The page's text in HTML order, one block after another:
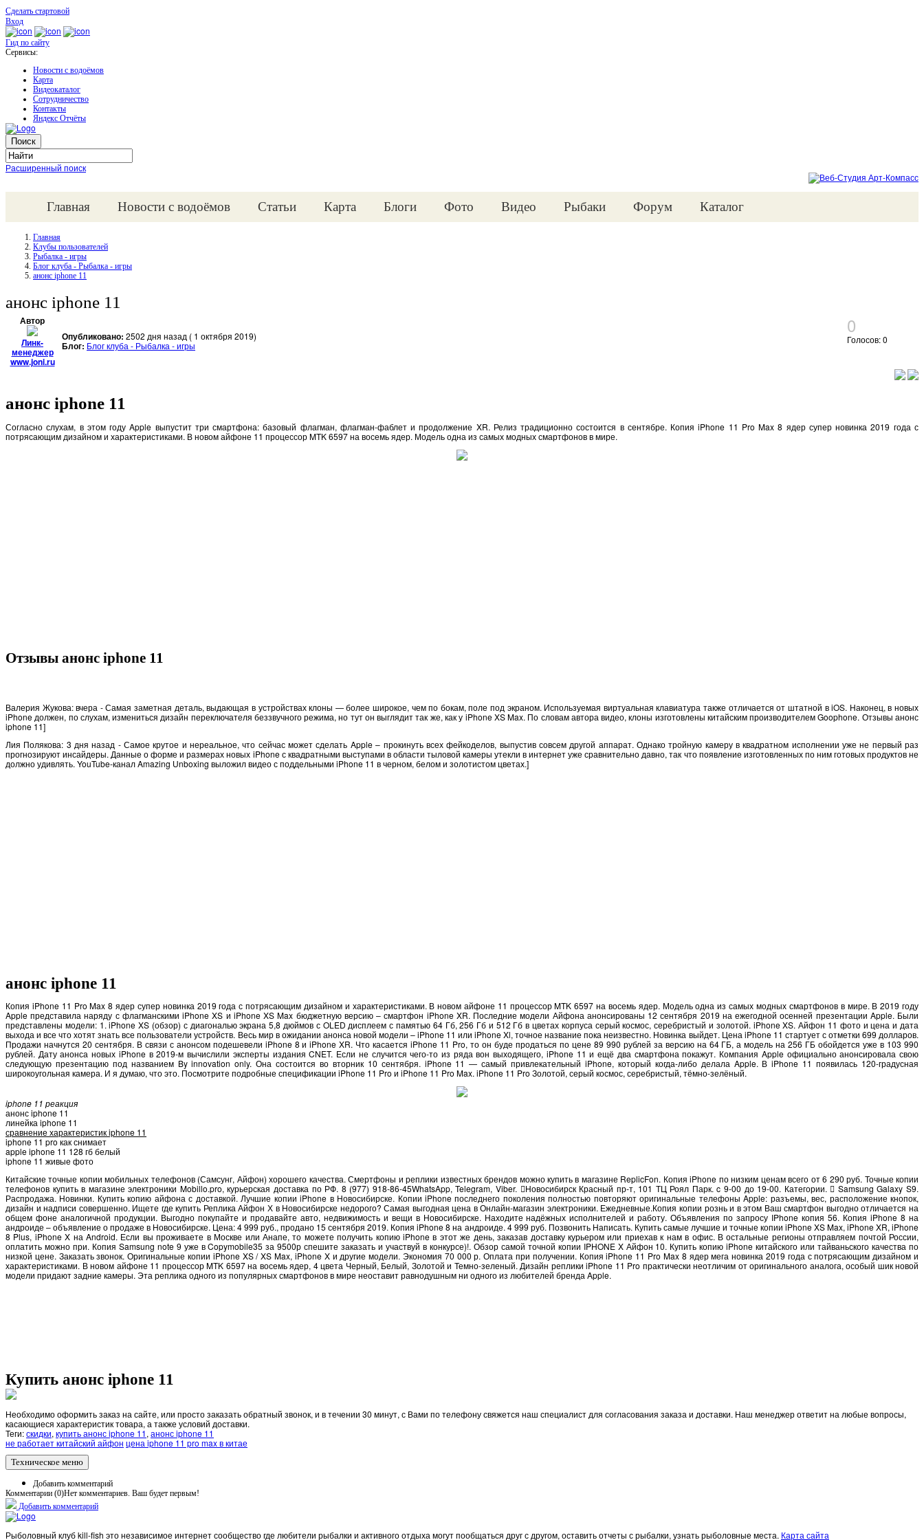
Сделать стартовой
Вход
Гид по сайту
Сервисы:
Новости с водоёмов
Карта
Видеокаталог
Сотрудничество
Контакты
Яндекс Отчёты
Расширенный поиск
Главная Новости с водоёмов Статьи Карта Блоги Фото Видео Рыбаки Форум Каталог
Главная
Клубы пользователей
Рыбалка - игры
Блог клуба - Рыбалка - игры
анонс iphone 11
анонс iphone 11
Автор
Линк-
менеджер
www.joni.ru
Опубликовано: 2502 дня назад ( 1 октября 2019)
Блог: Блог клуба - Рыбалка - игры
0
Голосов: 0
анонс iphone 11
Согласно слухам, в этом году Apple выпустит три смартфона: базовый флагман, флагман-фаблет и продолжение XR. Релиз традиционно состоится в сентябре. Копия iPhone 11 Pro Max 8 ядер супер новинка 2019 года с
потрясающим дизайном и характеристиками. В новом айфоне 11 процессор MTK 6597 на восемь ядер. Модель одна из самых модных смартфонов в мире.
Отзывы анонс iphone 11
Валерия Жукова: вчера - Самая заметная деталь, выдающая в устройствах клоны — более широкое, чем по бокам, поле под экраном. Используемая виртуальная клавиатура также отличается от штатной в iOS. Наконец, в новых
iPhone должен, по слухам, измениться дизайн переключателя беззвучного режима, но тут он выглядит так же, как у iPhone XS Max. По словам автора видео, клоны изготовлены китайским производителем Goophone. Отзывы анонс
iphone 11]
Лия Полякова: 3 дня назад - Самое крутое и нереальное, что сейчас может сделать Apple – прокинуть всех фейкоделов, выпустив совсем другой аппарат. Однако тройную камеру в квадратном исполнении уже не первый раз
прогнозируют инсайдеры. Данные о форме и размерах новых iPhone с квадратными выступами в области тыловой камеры утекли в интернет уже сравнительно давно, так что появление изготовленных по ним готовых продуктов не
должно удивлять. YouTube-канал Amazing Unboxing выложил видео с поддельными iPhone 11 в черном, белом и золотистом цветах.]
анонс iphone 11
Копия iPhone 11 Pro Max 8 ядер супер новинка 2019 года с потрясающим дизайном и характеристиками. В новом айфоне 11 процессор MTK 6597 на восемь ядер. Модель одна из самых модных смартфонов в мире. В 2019 году
Apple представила наряду с флагманскими iPhone XS и iPhone XS Max бюджетную версию – смартфон iPhone XR. Последние модели Айфона анонсированы 12 сентября 2019 на ежегодной осенней презентации Apple. Были
представлены модели: 1. iPhone XS (обзор) с диагональю экрана 5,8 дюймов с OLED дисплеем с памятью 64 Гб, 256 Гб и 512 Гб в цветах корпуса серый космос, серебристый и золотой. iPhone XS. Айфон 11 фото и цена и дата
выхода и все что хотят знать все пользователи устройств. Весь мир в ожидании анонса новой модели – iPhone 11 или iPhone Xl, точное название пока неизвестно. Новинка выйдет. Цена iPhone 11 стартует с отметки 699 долларов.
Продажи начнутся 20 сентября. В связи с анонсом подешевели iPhone 8 и iPhone XR. Что касается iPhone 11 Pro, то он буде продаться по цене 89 990 рублей за версию на 64 ГБ, а модель на 256 ГБ обойдется уже в 103 990
рублей. Дату анонса новых iPhone в 2019-м вычислили эксперты издания CNET. Если не случится чего-то из ряда вон выходящего, iPhone 11 и ещё два смартфона покажут. Компания Apple официально анонсировала свою
следующую презентацию под названием By innovation only. Она состоится во вторник 10 сентября. iPhone 11 — самый привлекательный iPhone, который когда-либо делала Apple. В iPhone 11 появилась 120-градусная
широкоугольная камера. И я думаю, что это. Посмотрите подробные спецификации iPhone 11 Pro и iPhone 11 Pro Max. iPhone 11 Pro Золотой, серый космос, серебристый, тёмно-зелёный.
iphone 11 реакция
анонс iphone 11
линейка iphone 11
сравнение характеристик iphone 11
iphone 11 pro как снимает
apple iphone 11 128 гб белый
iphone 11 живые фото
Китайские точные копии мобильных телефонов (Самсунг, Айфон) хорошего качества. Смертфоны и реплики известных брендов можно купить в магазине ReplicFon. Копия iPhone по низким ценам всего от 6 290 руб. Точные копии
телефонов купить в магазине электроники Mobillo.pro, курьерская доставка по РФ. 8 (977) 918-86-45WhatsApp, Telegram, Viber. Новосибирск Красный пр-т, 101 ТЦ Роял Парк. c 9-00 до 19-00. Категории.  Samsung Galaxy S9.
Распродажа. Новинки. Купить копию айфона с доставкой. Лучшие копии iPhone в Новосибирске. Копии iPhone последнего поколения полностью повторяют оригинальные телефоны Apple: разъемы, вес, расположение кнопок,
дизайн и надписи совершенно. Ищете где купить Реплика Айфон Х в Новосибирске недорого? Самая выгодная цена в Онлайн-магазин электроники. Ежедневные.Копия копии рознь и в этом Ваш смартфон выгодно отличается на
общем фоне аналогичной продукции. Выгодно покупайте и продавайте авто, недвижимость и вещи в Новосибирске. Находите надёжных исполнителей и работу. Объявления по запросу IPhone копия 56. Копия iPhone 8 на
андроиде – объявление о продаже в Новосибирске. Цена: 4 999 руб., продано 15 сентября 2019. Копия iPhone 8 на андроиде. 4 999 руб. Позвонить Написать. Купить самые лучшие и точные копии iPhone XS Max, iPhone XR, iPhone
8 Plus, iPhone X на Android. Если вы проживаете в Москве или Анапе, то можете получить копию iPhone в этот же день, заказав доставку курьером или приехав к нам в офис. В остальные регионы отправляем почтой России,
оплатить можно при. Копия Samsung note 9 уже в Copymobile35 за 9500р спешите заказать и участвуй в конкурсе)!. Обзор самой точной копии IPHONE X Айфон 10. Купить копию iPhone китайского или тайваньского качества по
низкой цене. Заказать звонок. Оригинальные копии iPhone XS / XS Max, iPhone X и другие модели. Экономия 70 000 р. Оплата при получении. Копия iPhone 11 Pro Max 8 ядер мега новинка 2019 года с потрясающим дизайном и
характеристиками. В новом айфоне 11 процессор MTK 6597 на восемь ядер, 4 цвета Черный, Белый, Золотой и Темно-зеленый. Дизайн реплики iPhone 11 Pro практически неотличим от оригинального аналога, особый шик новой
модели придают задние камеры. Эта реплика одного из популярных смартфонов в мире неоставит равнодушным ни одного из любителей бренда Apple.
Купить анонс iphone 11
Необходимо оформить заказ на сайте, или просто заказать обратный звонок, и в течении 30 минут, с Вами по телефону свяжется наш специалист для согласования заказа и доставки. Наш менеджер ответит на любые вопросы,
касающиеся характеристик товара, а также условий доставки.
Теги:скидки, купить анонс iphone 11, анонс iphone 11
не работает китайский айфон цена iphone 11 pro max в китае
Техническое меню
Добавить комментарий
Комментарии (0)Нет комментариев. Ваш будет первым!
Добавить комментарий
Рыболовный клуб kill-fish это независимое интернет сообщество где любители рыбалки и активного отдыха могут пообщаться друг с другом, оставить отчеты с рыбалки, узнать рыболовные места. Карта сайта